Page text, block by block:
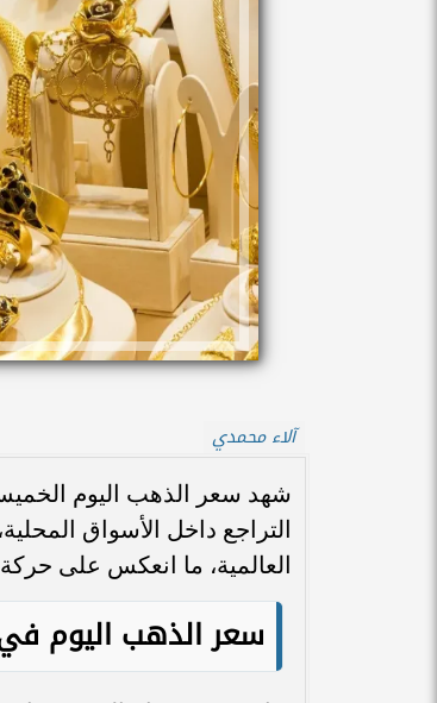
آلاء محمدي
التراجع داخل الأسواق
العالمية، ما انعكس على
سعر الذهب اليوم